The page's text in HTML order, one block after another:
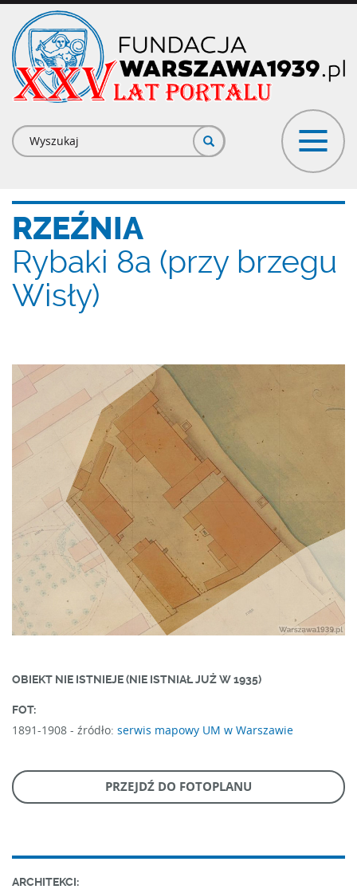
Przejdź
treści
Formularz
wyszukiwania
RZEŹNIA
Rybaki 8a (przy brzegu
Wisły)
OBIEKT NIE ISTNIEJE (NIE ISTNIAŁ JUŻ W 1935)
FOT:
1891-1908 - źródło: serwis mapowy UM w Warszawie
PRZEJDŹ DO FOTOPLANU
ARCHITEKCI: